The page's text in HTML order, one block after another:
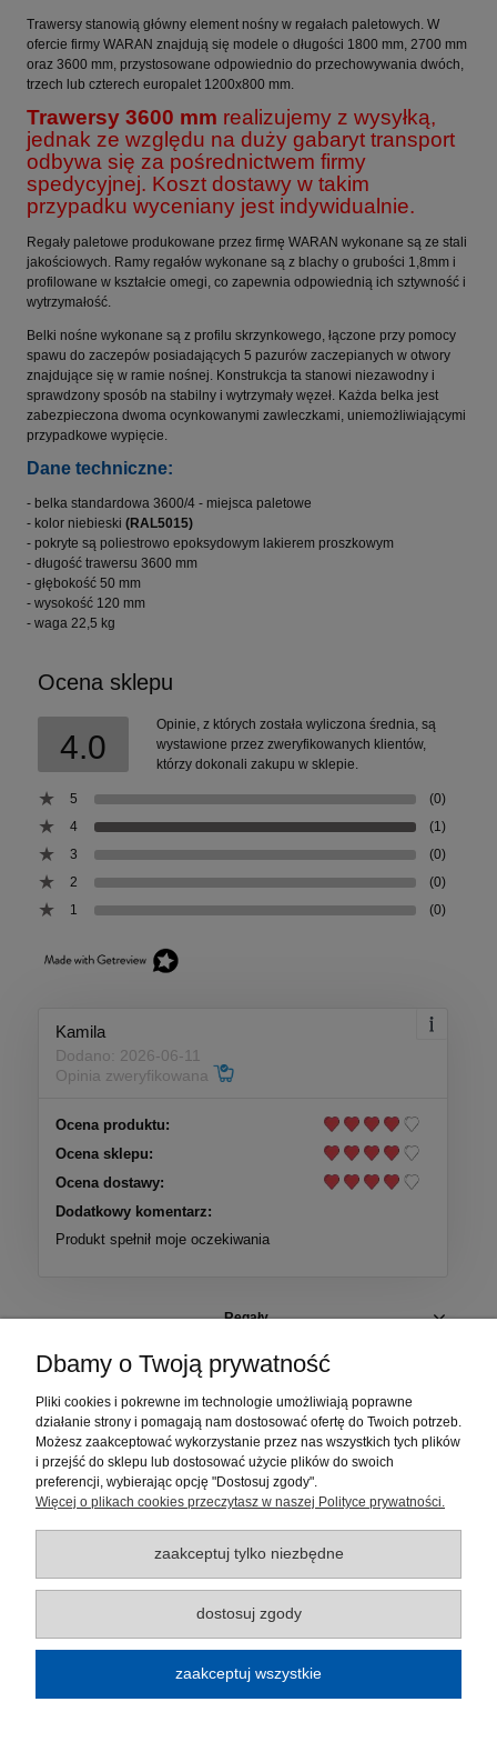
Trawersy stanowią główny element nośny w regałach paletowych. W
ofercie firmy WARAN znajdują się modele o długości 1800 mm, 2700 mm
oraz 3600 mm, przystosowane odpowiednio do przechowywania dwóch,
trzech lub czterech europalet 1200x800 mm.
Trawersy 3600 mm realizujemy z wysyłką,
jednak ze względu na duży gabaryt transport
odbywa się za pośrednictwem firmy
spedycyjnej. Koszt dostawy w takim
przypadku wyceniany jest indywidualnie.
Regały paletowe produkowane przez firmę WARAN wykonane są ze stali
jakościowych. Ramy regałów wykonane są z blachy o grubości 1,8mm i
profilowane w kształcie omegi, co zapewnia odpowiednią ich sztywność i
wytrzymałość.
Belki nośne wykonane są z profilu skrzynkowego, łączone przy pomocy
spawu do zaczepów posiadających 5 pazurów zaczepianych w otwory
znajdujące się w ramie nośnej. Konstrukcja ta stanowi niezawodny i
sprawdzony sposób na stabilny i wytrzymały węzeł. Każda belka jest
zabezpieczona dwoma ocynkowanymi zawleczkami, uniemożliwiającymi
przypadkowe wypięcie.
Dane techniczne:
- belka standardowa 3600/4 - miejsca paletowe
- kolor niebieski (RAL5015)
- pokryte są poliestrowo epoksydowym lakierem proszkowym
- długość trawersu 3600 mm
- głębokość 50 mm
- wysokość 120 mm
- waga 22,5 kg
Ocena sklepu
4.0
Opinie, z których została wyliczona średnia, są
wystawione przez zweryfikowanych klientów,
którzy dokonali zakupu w sklepie.
5
(0)
4
(1)
3
(0)
2
(0)
1
(0)
Kamila
Dodano: 2026-06-11
Opinia zweryfikowana
Ocena produktu:
Ocena sklepu:
Ocena dostawy:
Dodatkowy komentarz:
Produkt spełnił moje oczekiwania
Regały
Szafki i pojemniki
Elementy regałów
Moje konto
Płatności i dostawa
Informacje
O nas
Regulamin sklepu
Dbamy o Twoją prywatność
Pliki cookies i pokrewne im technologie umożliwiają poprawne
działanie strony i pomagają nam dostosować ofertę do Twoich potrzeb.
Możesz zaakceptować wykorzystanie przez nas wszystkich tych plików
i przejść do sklepu lub dostosować użycie plików do swoich
preferencji, wybierając opcję "Dostosuj zgody".
Więcej o plikach cookies przeczytasz w naszej Polityce prywatności.
zaakceptuj tylko niezbędne
dostosuj zgody
zaakceptuj wszystkie